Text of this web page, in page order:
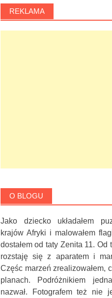
REKLAMA
O BLOGU
Jako dziecko układałem
krajów Afryki i malowałem
dostałem od taty Zenita 11. Od
rozstaję się z aparatem i
Częśc marzeń zrealizowałem,
planach. Podróżnikiem
nazwał. Fotografem też nie